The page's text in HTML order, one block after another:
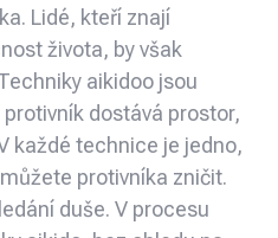
Lidé, kteří znají
života, by však
aikidoo jsou
dostává prostor,
každé technice je jedno,
protivníka zničit.
duše. V procesu